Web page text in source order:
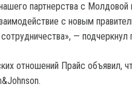
партнерства с Молдовой
с новым
— подчеркнул
отношений Прайс